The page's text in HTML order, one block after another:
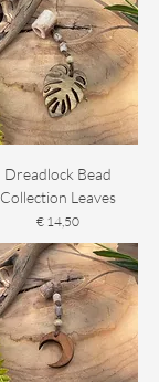
Dreadlock Bead
Collection Leaves
Prijs
€ 14,50